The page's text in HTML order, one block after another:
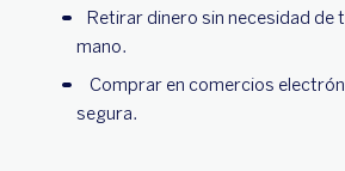
Retirar dinero sin necesidad de
mano.
Comprar en comercios
segura.